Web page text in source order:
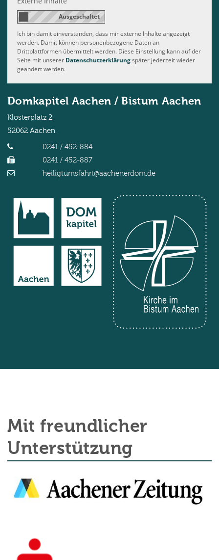
Ich bin damit einverstanden, dass mir externe Inhalte angezeigt
werden. Damit können personenbezogene Daten an
Drittplattformen übermittelt werden. Diese Einstellung kann auf der
Seite mit unserer Datenschutzerklärungspäter jederzeit wieder
geändert werden.
Domkapitel Aachen / Bistum Aachen
Klosterplatz 2
52062 Aachen
0241 / 452-884
0241 / 452-887
heiligtumsfahrt@aachenerdom.de
Mit freundlicher
Unterstützung